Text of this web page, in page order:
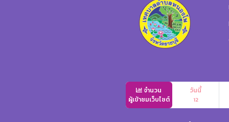
จำนวน
ผู้เข้าชมเว็บไซต์
วันนี้
12